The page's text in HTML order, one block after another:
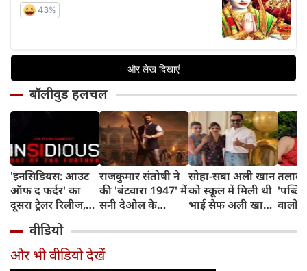
बॉलीवुड हलचल
'इनसिडियस: आउट
ऑफ द फर्दर' का
दूसरा ट्रेलर रिलीज,
अब तक का सबसे
डरावना चैप्टर लेकर
लौट रही हॉरर
फ्रैंचाइजी
राजकुमार संतोषी ने
की 'बंटवारा 1947' में
सनी देओल के
सुपरहीरोज़ से तुलना,
कही यह बात
सोहा-सबा अली खान
को स्कूल में मिली थी
भाई सैफ अली खान
शादी की खबर,
वालों
वीडियो
और भी वीडियो देखें